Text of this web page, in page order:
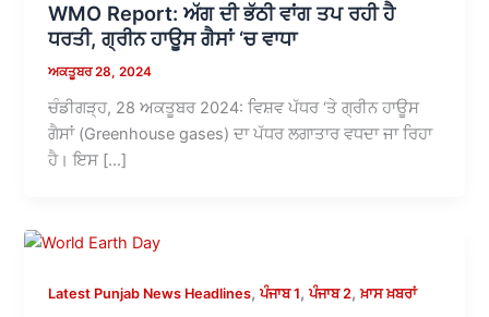
WMO Report: ਅੱਗ ਦੀ ਭੱਠੀ ਵਾਂਗ ਤਪ ਰਹੀ ਹੈ
ਧਰਤੀ, ਗ੍ਰੀਨ ਹਾਊਸ ਗੈਸਾਂ ‘ਚ ਵਾਧਾ
ਅਕਤੂਬਰ 28, 2024
ਚੰਡੀਗੜ੍ਹ, 28 ਅਕਤੂਬਰ 2024: ਵਿਸ਼ਵ ਪੱਧਰ ‘ਤੇ ਗ੍ਰੀਨ ਹਾਊਸ
ਗੈਸਾਂ (Greenhouse gases) ਦਾ ਪੱਧਰ ਲਗਾਤਾਰ ਵਧਦਾ ਜਾ ਰਿਹਾ
ਹੈ। ਇਸ […]
Latest Punjab News Headlines,ਪੰਜਾਬ 1,ਪੰਜਾਬ 2,ਖ਼ਾਸ ਖ਼ਬਰਾਂ